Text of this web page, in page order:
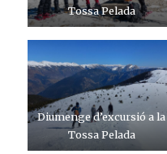
Tossa Pelada
Diumenge d’excursió a la
Tossa Pelada